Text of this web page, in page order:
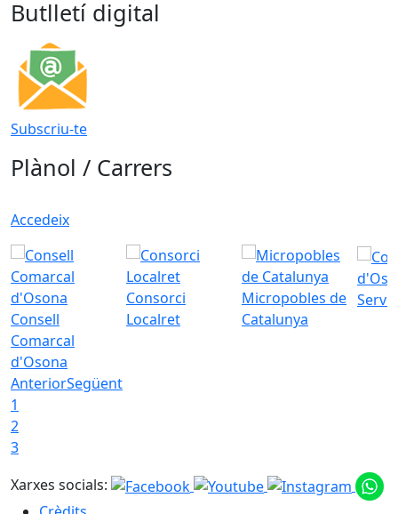
Butlletí digital
Subscriu-te
Plànol / Carrers
Accedeix
Consell
Comarcal
d'Osona
Consorci
Localret
Micropobles de
Catalunya
AnteriorSegüent
1
2
3
Xarxes socials: